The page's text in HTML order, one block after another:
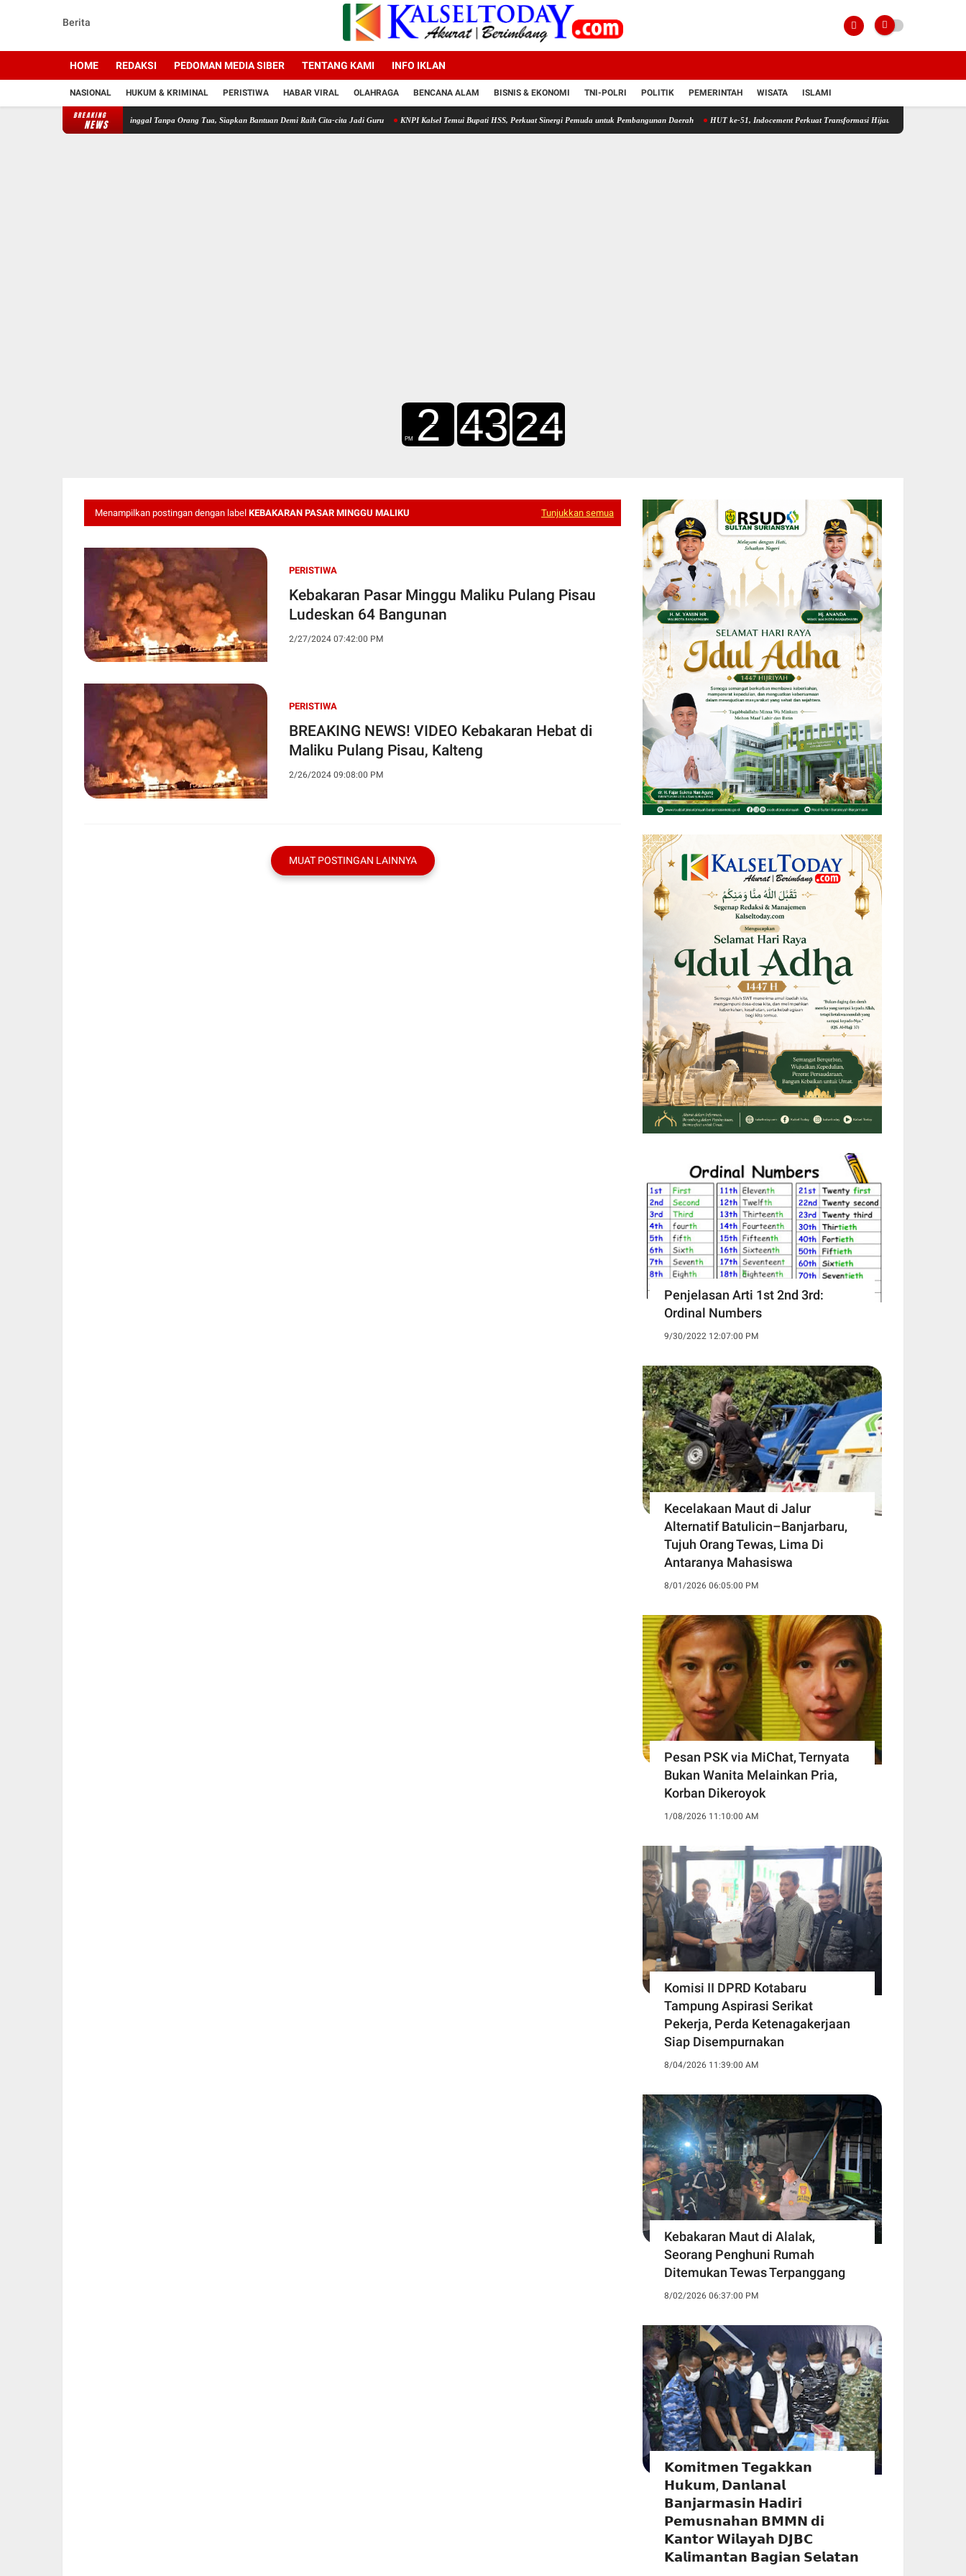
Berita
HOME REDAKSI PEDOMAN MEDIA SIBER TENTANG KAMI INFO IKLAN
NASIONAL HUKUM & KRIMINAL PERISTIWA HABAR VIRAL OLAHRAGA BENCANA ALAM BISNIS & EKONOMI TNI-POLRI POLITIK PEMERINTAH WISATA ISLAMI
BREAKING
NEWS
Bilqis, Siswi yang Tinggal Tanpa Orang Tua, Siapkan Bantuan Demi Raih Cita-cita Jadi Guru KNPI Kalsel Temui Bupati HSS, Perkuat Sinergi Pemuda untuk Pembangunan Daerah HUT ke-51, Indocement Perkuat Transformasi Hijau dan Inovasi Menuju Masa Depan
Menampilkan postingan dengan label KEBAKARAN PASAR MINGGU MALIKU Tunjukkan semua
PERISTIWA
Kebakaran Pasar Minggu Maliku Pulang Pisau
Ludeskan 64 Bangunan
2/27/2024 07:42:00 PM
PERISTIWA
BREAKING NEWS! VIDEO Kebakaran Hebat di
Maliku Pulang Pisau, Kalteng
2/26/2024 09:08:00 PM
MUAT POSTINGAN LAINNYA
Penjelasan Arti 1st 2nd 3rd:
Ordinal Numbers
9/30/2022 12:07:00 PM
Kecelakaan Maut di Jalur
Alternatif Batulicin–Banjarbaru,
Tujuh Orang Tewas, Lima Di
Antaranya Mahasiswa
8/01/2026 06:05:00 PM
Pesan PSK via MiChat, Ternyata
Bukan Wanita Melainkan Pria,
Korban Dikeroyok
1/08/2026 11:10:00 AM
Komisi II DPRD Kotabaru
Tampung Aspirasi Serikat
Pekerja, Perda Ketenagakerjaan
Siap Disempurnakan
8/04/2026 11:39:00 AM
Kebakaran Maut di Alalak,
Seorang Penghuni Rumah
Ditemukan Tewas Terpanggang
8/02/2026 06:37:00 PM
𝗞𝗼𝗺𝗶𝘁𝗺𝗲𝗻 𝗧𝗲𝗴𝗮𝗸𝗸𝗮𝗻
𝗛𝘂𝗸𝘂𝗺, 𝗗𝗮𝗻𝗹𝗮𝗻𝗮𝗹
𝗕𝗮𝗻𝗷𝗮𝗿𝗺𝗮𝘀𝗶𝗻 𝗛𝗮𝗱𝗶𝗿𝗶
𝗣𝗲𝗺𝘂𝘀𝗻𝗮𝗵𝗮𝗻 𝗕𝗠𝗠𝗡 𝗱𝗶
𝗞𝗮𝗻𝘁𝗼𝗿 𝗪𝗶𝗹𝗮𝘆𝗮𝗵 𝗗𝗝𝗕𝗖
𝗞𝗮𝗹𝗶𝗺𝗮𝗻𝘁𝗮𝗻 𝗕𝗮𝗴𝗶𝗮𝗻 𝗦𝗲𝗹𝗮𝘁𝗮𝗻